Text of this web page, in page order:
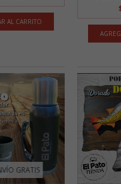
AL CARRITO
GRATIS